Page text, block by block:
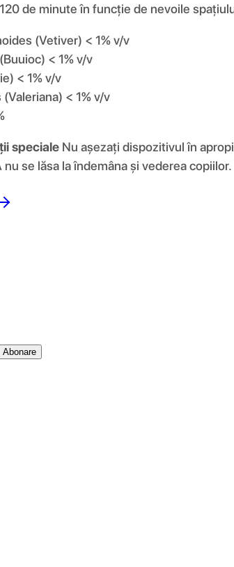
de minute în funcție de nevoile
(Vetiver) < 1% v/v
< 1% v/v
< 1% v/v
< 1% v/v
speciale Nu așezați dispozitivul în
se lăsa la îndemâna și vederea
Abonare